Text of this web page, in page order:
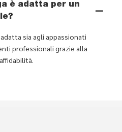
è adatta per un
sia agli appassionati
professionali grazie alla